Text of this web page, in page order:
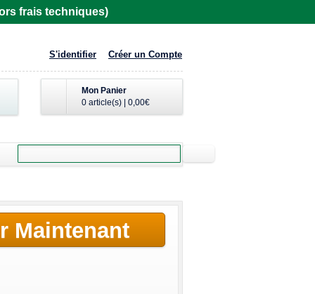
frais techniques)
S'identifier Créer un Compte
Mon Panier
0 article(s)
0,00€
Maintenant